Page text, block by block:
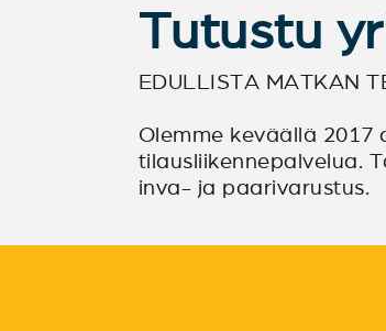
Tutustu
EDULLISTA MATKAN
Olemme keväällä
tilausliikennepalvelua.
inva- ja paarivarustus.